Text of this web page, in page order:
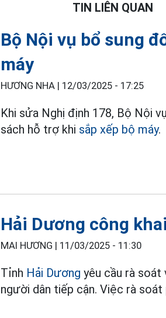
TIN LIÊN QUAN
Bộ Nội vụ bổ sung
máy
HƯƠNG NHA | 12/03/2025 - 17:25
Khi sửa Nghị định 178, Bộ Nội
sách hỗ trợ khi sắp xếp bộ máy.
Hải Dương công
MAI HƯƠNG | 11/03/2025 - 11:30
Tỉnh Hải Dương yêu cầu rà soát
người dân tiếp cận. Việc rà